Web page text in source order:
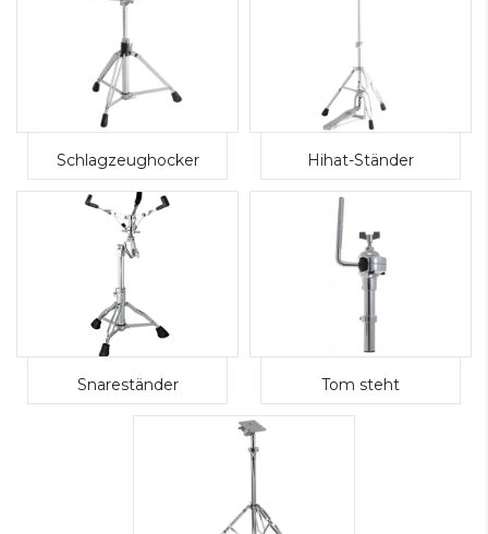
Schlagzeughocker Hihat-Ständer
Snareständer Tom steht